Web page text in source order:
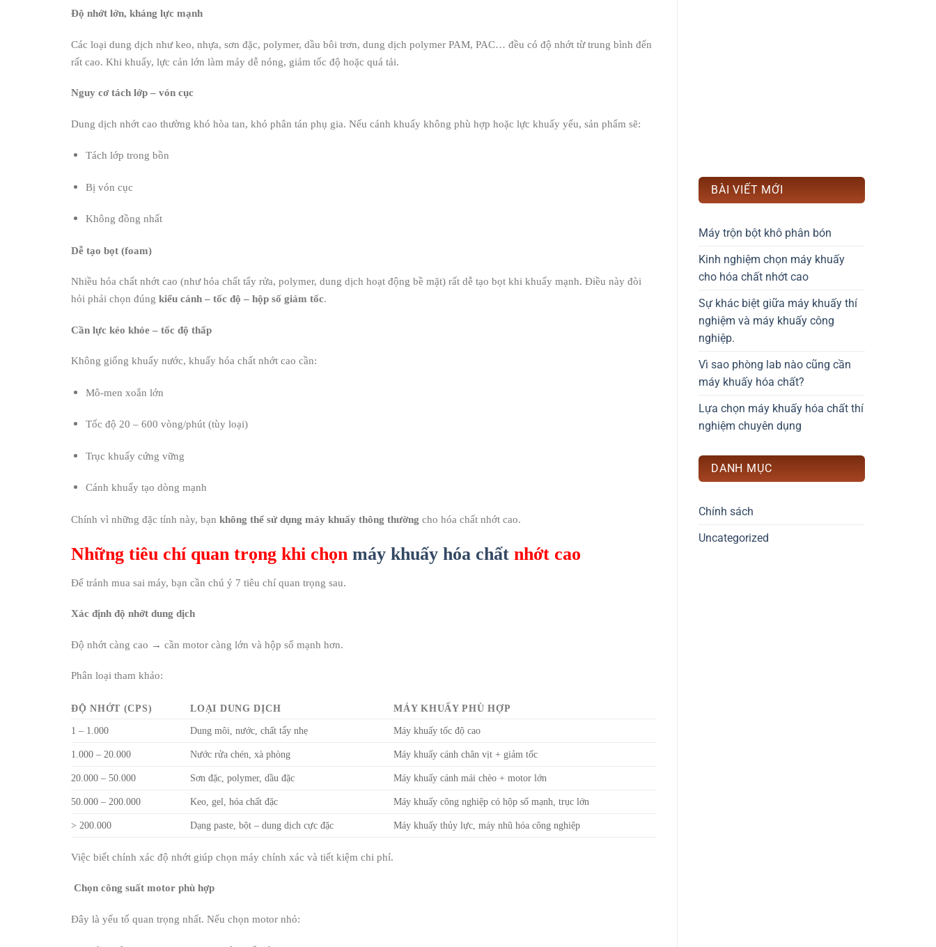
Độ nhớt lớn, kháng lực mạnh
Các loại dung dịch như keo, nhựa, sơn đặc, polymer, dầu bôi trơn, dung dịch polymer PAM, PAC… đều có độ nhớt từ trung bình đến
rất cao. Khi khuấy, lực cản lớn làm máy dễ nóng, giảm tốc độ hoặc quá tải.
Nguy cơ tách lớp – vón cục
Dung dịch nhớt cao thường khó hòa tan, khó phân tán phụ gia. Nếu cánh khuấy không phù hợp hoặc lực khuấy yếu, sản phẩm sẽ:
Tách lớp trong bồn
Bị vón cục
Không đồng nhất
Dễ tạo bọt (foam)
Nhiều hóa chất nhớt cao (như hóa chất tẩy rửa, polymer, dung dịch hoạt động bề mặt) rất dễ tạo bọt khi khuấy mạnh. Điều này đòi
hỏi phải chọn đúng kiểu cánh – tốc độ – hộp số giảm tốc.
Cần lực kéo khỏe – tốc độ thấp
Không giống khuấy nước, khuấy hóa chất nhớt cao cần:
Mô-men xoắn lớn
Tốc độ 20 – 600 vòng/phút (tùy loại)
Trục khuấy cứng vững
Cánh khuấy tạo dòng mạnh
Chính vì những đặc tính này, bạn không thể sử dụng máy khuấy thông thường cho hóa chất nhớt cao.
Những tiêu chí quan trọng khi chọn máy khuấy hóa chất nhớt cao
Để tránh mua sai máy, bạn cần chú ý 7 tiêu chí quan trọng sau.
Xác định độ nhớt dung dịch
Độ nhớt càng cao → cần motor càng lớn và hộp số mạnh hơn.
Phân loại tham khảo:
ĐỘ NHỚT (CPS) LOẠI DUNG DỊCH
MÁY KHUẤY PHÙ HỢP
1 – 1.000
Dung môi, nước, chất tẩy nhẹ Máy khuấy tốc độ cao
1.000 – 20.000 Nước rửa chén, xà phòng Máy khuấy cánh chân vịt + giảm tốc
20.000 – 50.000 Sơn đặc, polymer, dầu đặc Máy khuấy cánh mái chèo + motor lớn
50.000 – 200.000 Keo, gel, hóa chất đặc Máy khuấy công nghiệp có hộp số mạnh, trục lớn
> 200.000 Dạng paste, bột – dung dịch cực đặc Máy khuấy thủy lực, máy nhũ hóa công nghiệp
Việc biết chính xác độ nhớt giúp chọn máy chính xác và tiết kiệm chi phí.
Chọn công suất motor phù hợp
Đây là yếu tố quan trọng nhất. Nếu chọn motor nhỏ:
BÀI VIẾT MỚI
Máy trộn bột khô phân bón
Kinh nghiệm chọn máy khuấy
cho hóa chất nhớt cao
Sự khác biệt giữa máy khuấy thí
nghiệm và máy khuấy công
nghiệp.
Vì sao phòng lab nào cũng cần
máy khuấy hóa chất?
Lựa chọn máy khuấy hóa chất thí
nghiệm chuyên dụng
DANH MỤC
Chính sách
Uncategorized